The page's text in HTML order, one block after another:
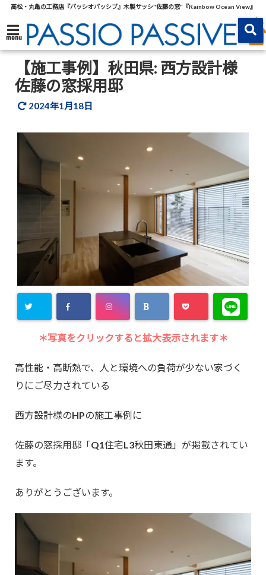
高松・丸亀の工務店『パッシオパッシブ』木製サッシ"佐藤の窓"『Rainbow Ocean View』
menu
【施工事例】秋田県: 西方設計様
佐藤の窓採用邸
2024年1月18日
＊写真をクリックすると拡大表示されます＊
高性能・高断熱で、人と環境への負荷が少ない家づく
りにご尽力されている
西方設計様のHPの施工事例に
佐藤の窓採用邸「Q1住宅L3秋田東通」が掲載されてい
ます。
ありがとうございます。